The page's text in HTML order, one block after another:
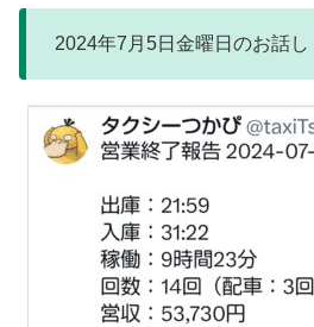
2024年7月5日金曜日のお話し